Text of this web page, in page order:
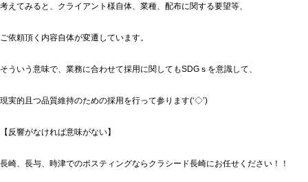
考えてみると、クライアント様自体、業種、配布に関する要望等、
ご依頼頂く内容自体が変遷しています。
そういう意味で、業務に合わせて採用に関してもSDGｓを意識して、
現実的且つ品質維持のための採用を行って参ります(‘◇’)ゞ
【反響がなければ意味がない】
長崎、長与、時津でのポスティングならクラシード長崎にお任せください！！